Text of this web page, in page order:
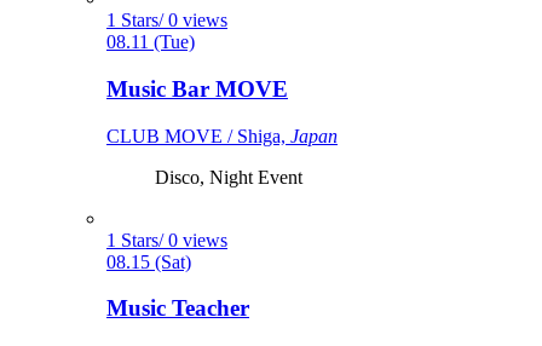
1 Stars/ 0 views
08.11 (Tue)
Music Bar MOVE
CLUB MOVE / Shiga, Japan
Disco, Night Event
1 Stars/ 0 views
08.15 (Sat)
Music Teacher